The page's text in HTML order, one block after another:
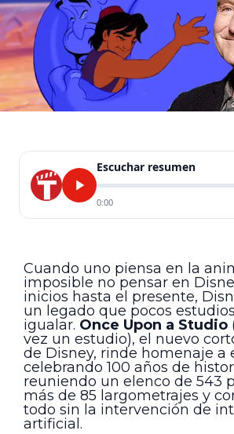
Escuchar resumen
0:00
Cuando uno piensa en la
imposible no pensar en
inicios hasta el presente,
un legado que pocos
igualar. Once Upon a Studio
vez un estudio), el nuevo
de Disney, rinde homenaje a
celebrando 100 años de
reuniendo un elenco de 543
más de 85 largometrajes y
todo sin la intervención de
artificial.